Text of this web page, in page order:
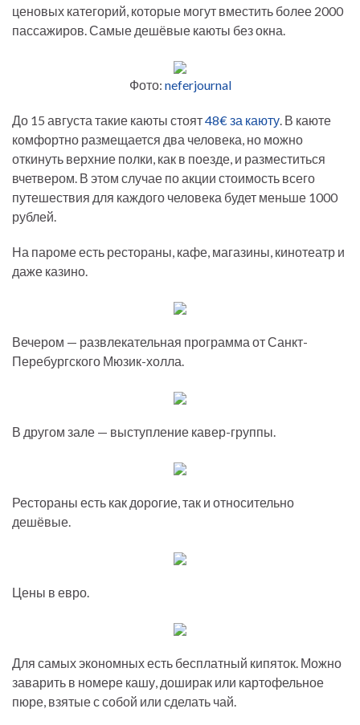
ценовых категорий, которые могут вместить более 2000
пассажиров. Самые дешёвые каюты без окна.
Фото: neferjournal
До 15 августа такие каюты стоят48€ за каюту. В каюте
комфортно размещается два человека, но можно
откинуть верхние полки, как в поезде, и разместиться
вчетвером. В этом случае по акции стоимость всего
путешествия для каждого человека будет меньше 1000
рублей.
На пароме есть рестораны, кафе, магазины, кинотеатр и
даже казино.
Вечером — развлекательная программа от Санкт-
Перебургского Мюзик-холла.
В другом зале — выступление кавер-группы.
Рестораны есть как дорогие, так и относительно
дешёвые.
Цены в евро.
Для самых экономных есть бесплатный кипяток. Можно
заварить в номере кашу, доширак или картофельное
пюре, взятые с собой или сделать чай.